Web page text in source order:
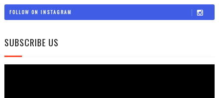
FOLLOW ON INSTAGRAM
SUBSCRIBE US